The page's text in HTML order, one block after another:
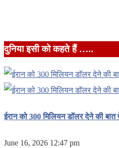
दुनिया इसी को कहते हैं …..
ईरान को 300 मिलियन डॉलर देने की
June 16, 2026 12:47 pm